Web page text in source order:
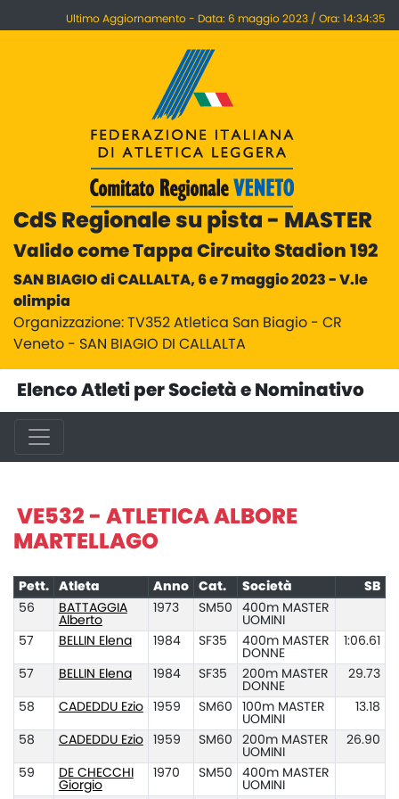
Ultimo Aggiornamento - Data: 6 maggio 2023 / Ora: 14:34:35
CdS Regionale su pista - MASTER
Valido come Tappa Circuito Stadion 192
SAN BIAGIO di CALLALTA, 6 e 7 maggio 2023 - V.le
olimpia
Organizzazione: TV352 Atletica San Biagio - CR
Veneto - SAN BIAGIO DI CALLALTA
Elenco Atleti per Società e Nominativo
VE532 - ATLETICA ALBORE
MARTELLAGO
Pett. Atleta Anno Cat. Società
SB
56
BATTAGGIA
Alberto
1973 SM50
400m MASTER
UOMINI
57
BELLIN Elena 1984 SF35
400m MASTER
DONNE
1:06.61
57 BELLIN Elena 1984 SF35
200m MASTER
DONNE
29.73
58 CADEDDU Ezio 1959 SM60
100m MASTER
UOMINI
13.18
58 CADEDDU Ezio 1959 SM60
200m MASTER
UOMINI
26.90
59
DE CHECCHI
Giorgio
1970 SM50
400m MASTER
UOMINI